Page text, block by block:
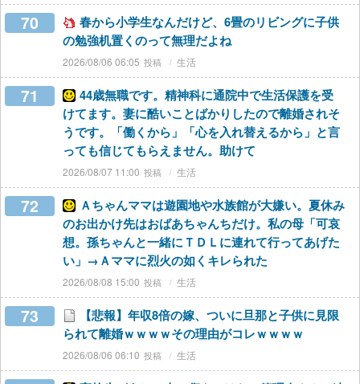
70
春から小学生なんだけど、6畳のリビングに子供
の勉強机置くのって無理だよね
2026/08/06 06:05 生活
71
44歳無職です。精神科に通院中で生活保護を受
けてます。妻に酷いことばかりしたので離婚されそ
うです。「働くから」「心を入れ替えるから」と言
っても信じてもらえません。助けて
2026/08/07 11:00 生活
72
Ａちゃんママは遊園地や水族館が大嫌い。夏休み
のお出かけ先はおばあちゃんちだけ。私の母「可哀
想。孫ちゃんと一緒にＴＤＬに連れて行ってあげた
い」→Ａママに烈火の如くキレられた
2026/08/08 15:00 生活
73
【悲報】年収8倍の嫁、ついに旦那と子供に見限
られて離婚ｗｗｗｗその理由がコレｗｗｗｗ
2026/08/06 06:10 生活